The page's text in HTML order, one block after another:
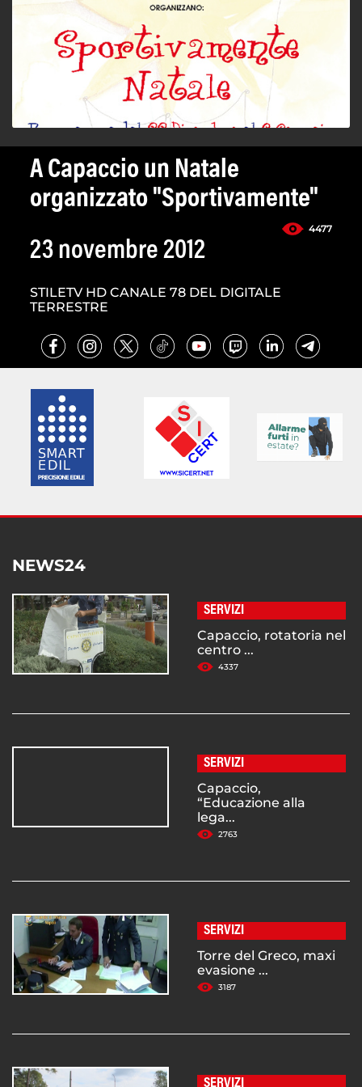
A Capaccio un Natale
organizzato "Sportivamente"
4477
23 novembre 2012
STILETV HD CANALE 78 DEL DIGITALE
TERRESTRE
NEWS24
SERVIZI
Capaccio, rotatoria nel
centro ...
4337
SERVIZI
Capaccio,
“Educazione alla
lega...
2763
SERVIZI
Torre del Greco, maxi
evasione ...
3187
SERVIZI